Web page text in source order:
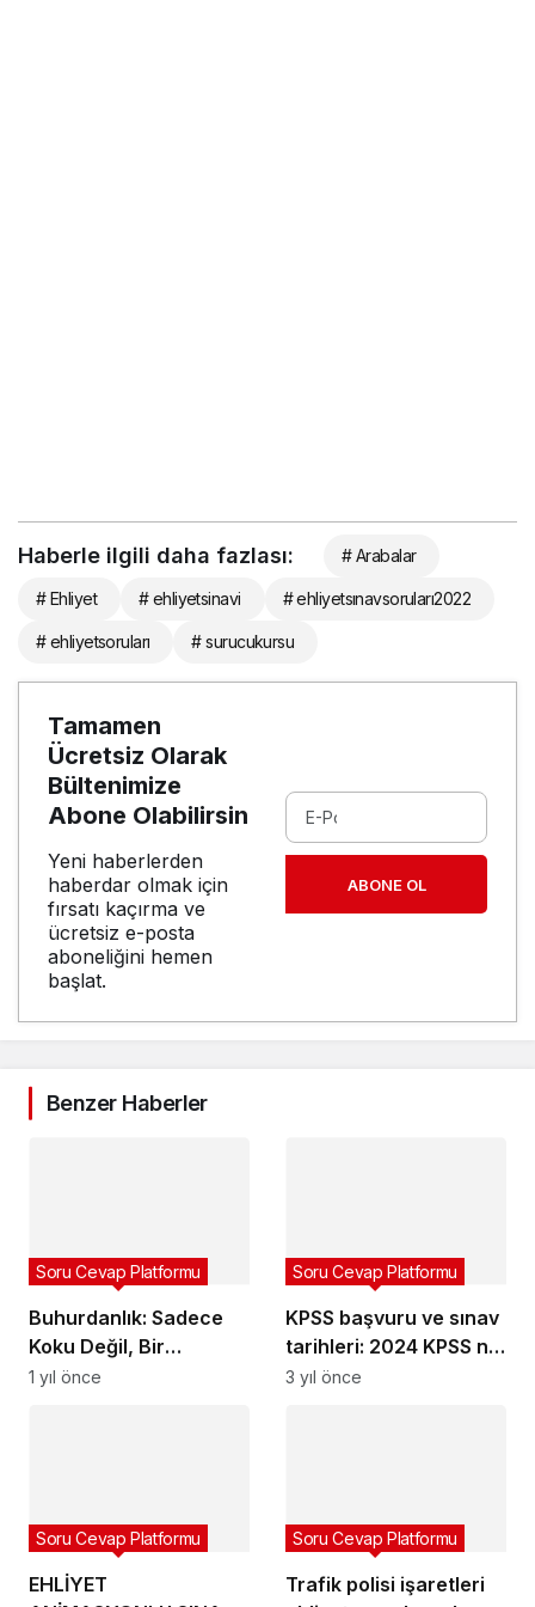
Haberle ilgili daha fazlası: # Arabalar
# Ehliyet # ehliyetsinavi # ehliyetsınavsoruları2022
# ehliyetsoruları # surucukursu
Tamamen
Ücretsiz Olarak
Bültenimize
Abone Olabilirsin
Yeni haberlerden
haberdar olmak için
fırsatı kaçırma ve
ücretsiz e-posta
aboneliğini hemen
başlat.
ABONE OL
Benzer Haberler
Buhurdanlık: Sadece
Koku Değil, Bir
Dönüşüm Nesnesi
Soru Cevap Platformu
1 yıl önce
KPSS başvuru ve sınav
tarihleri: 2024 KPSS ne
zaman
Soru Cevap Platformu
3 yıl önce
EHLİYET
Soru Cevap Platformu
Trafik polisi işaretleri
Soru Cevap Platformu